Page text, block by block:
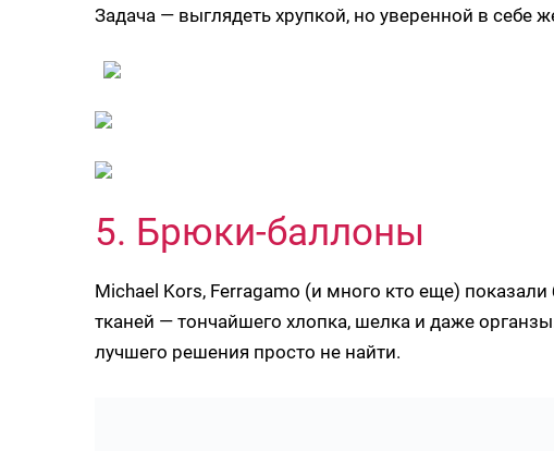
Задача — выглядеть хрупкой, но уверенной в себе
5. Брюки-баллоны
Michael Kors, Ferragamo (и много кто еще)
тканей — тончайшего хлопка, шелка и даже
лучшего решения просто не найти.